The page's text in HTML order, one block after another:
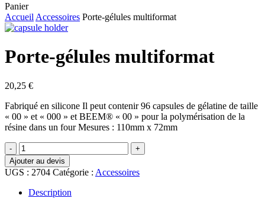
PanierClose
Cart
Accueil Accessoires Porte-gélules multiformat
Porte-gélules multiformat
20,25 €
Fabriqué en silicone Il peut contenir 96 capsules de gélatine de taille
« 00 » et « 000 » et BEEM® « 00 » pour la polymérisation de la
résine dans un four Mesures : 110mm x 72mm
quantité
de
Porte-
gélules
multiformat
Ajouter au devis
UGS : 2704 Catégorie : Accessoires
Description